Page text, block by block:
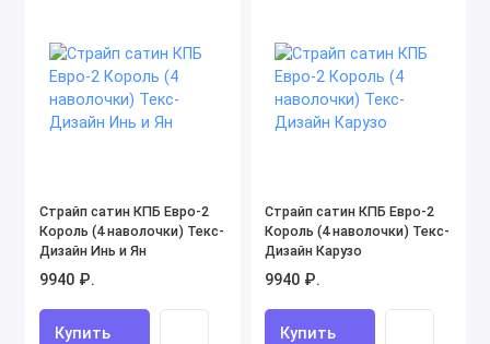
Страйп сатин КПБ Евро-2
Король (4 наволочки) Текс-
Дизайн Инь и Ян
9940 ₽.
Купить
Страйп сатин КПБ Евро-2
Король (4 наволочки) Текс-
Дизайн Карузо
9940 ₽.
Купить